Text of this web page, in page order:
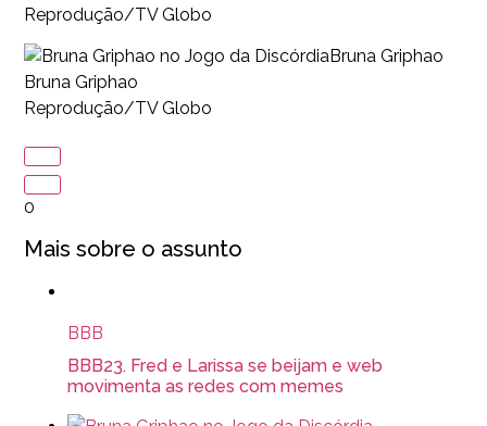
Reprodução/TV Globo
Bruna Griphao
Bruna Griphao
Reprodução/TV Globo
0
Mais sobre o assunto
BBB
BBB23. Fred e Larissa se beijam e web
movimenta as redes com memes